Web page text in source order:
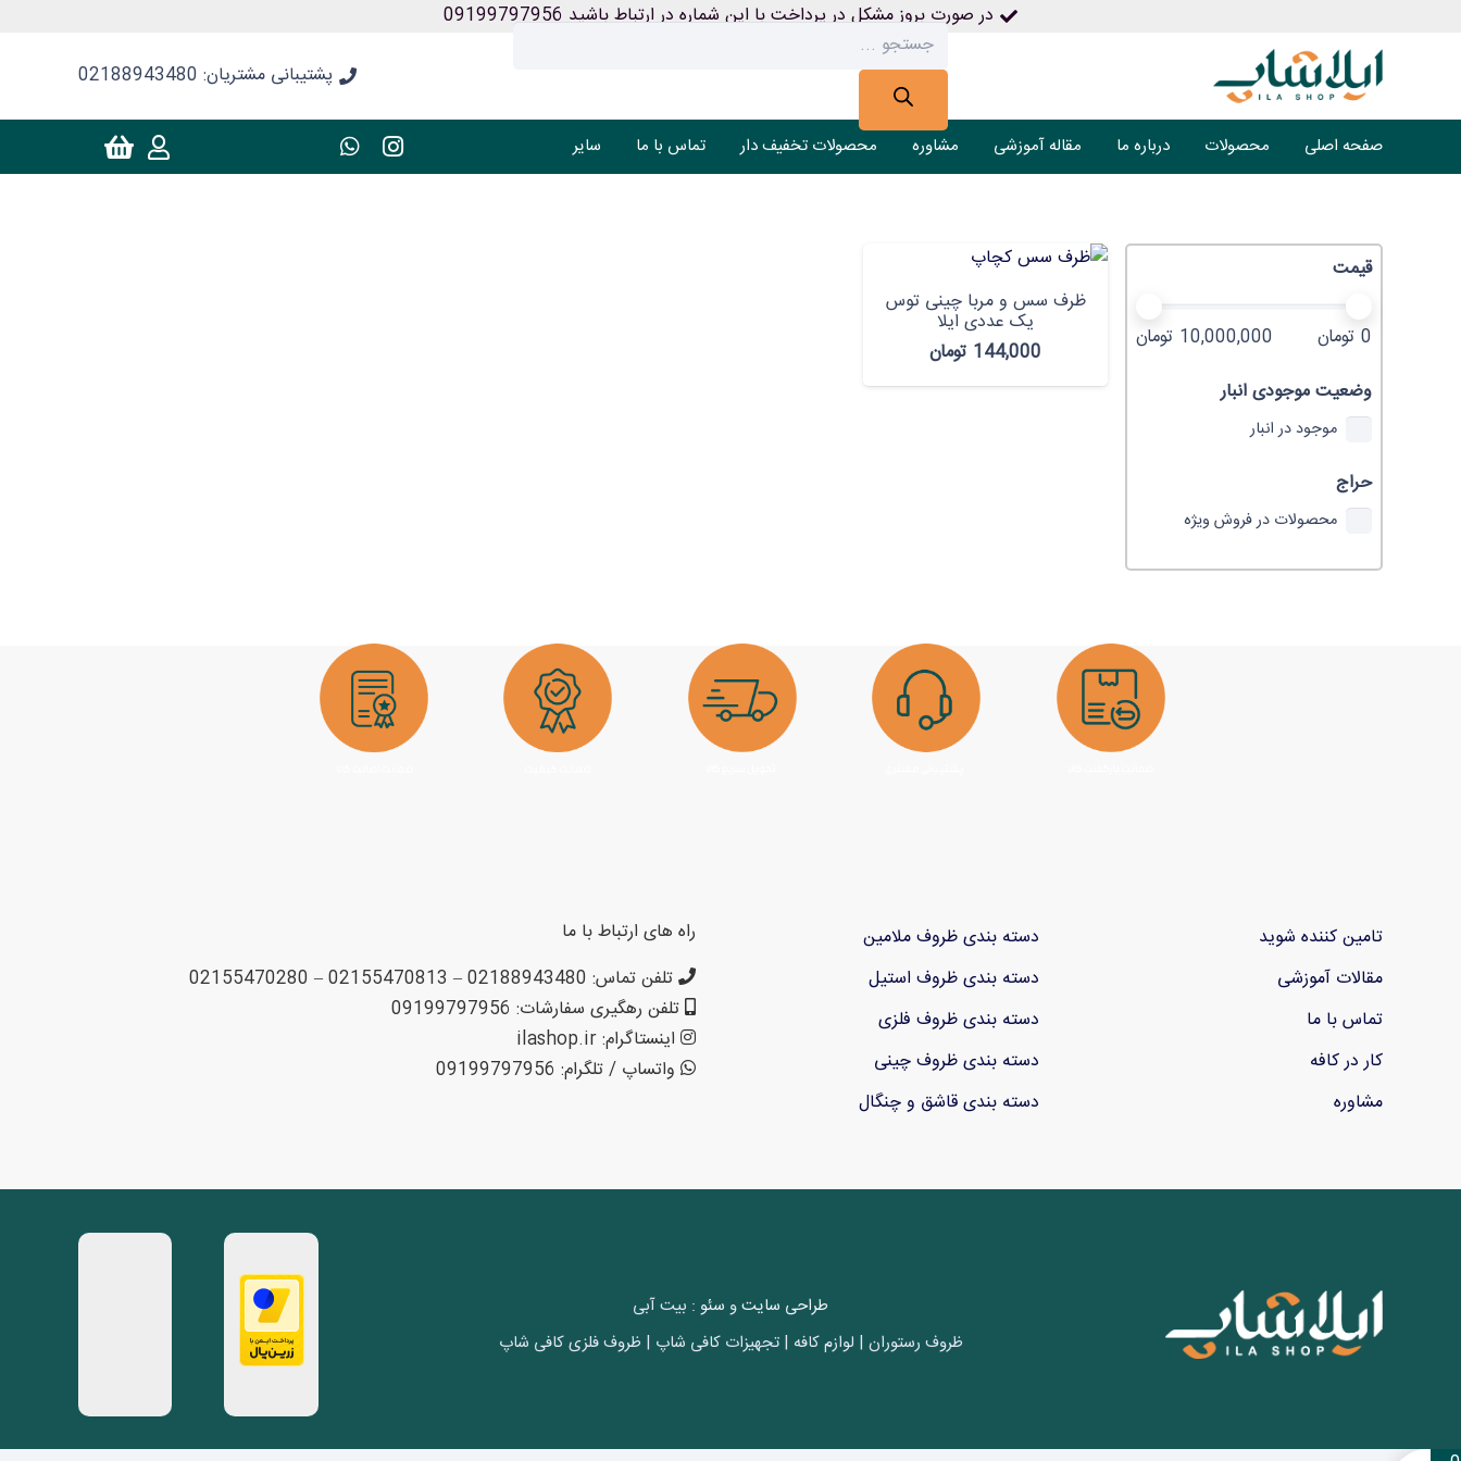
در صورت بروز مشکل در پرداخت با این شماره در ارتباط باشید 09199797956
Products
search
پشتیبانی مشتریان: 02188943480
صفحه اصلی محصولات درباره ما مقاله آموزشی مشاوره محصولات تخفیف دار تماس با ما سایر
قیمت
0 تومان
10,000,000 تومان
وضعیت موجودی انبار
موجود در انبار
حراج
محصولات در فروش ویژه
ظرف سس و مربا چینی توس
یک عددی ایلا
144,000 تومان
تامین کننده شوید
مقالات آموزشی
تماس با ما
کار در کافه
مشاوره
دسته بندی ظروف ملامین
دسته بندی ظروف استیل
دسته بندی ظروف فلزی
دسته بندی ظروف چینی
دسته بندی قاشق و چنگال
راه های ارتباط با ما
تلفن تماس: 02188943480 – 02155470813 – 02155470280
تلفن رهگیری سفارشات: 09199797956
اینستاگرام: ilashop.ir
واتساپ / تلگرام: 09199797956
طراحی سایتو سئو : بیت آبی
ظروف رستوران | لوازم کافه | تجهیزات کافی شاپ | ظروف فلزی کافی شاپ